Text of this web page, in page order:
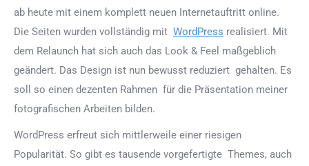
ab heute mit einem komplett neuen Internetauftritt online.
Die Seiten wurden vollständig mit WordPress realisiert. Mit
dem Relaunch hat sich auch das Look & Feel maßgeblich
geändert. Das Design ist nun bewusst reduziert gehalten. Es
soll so einen dezenten Rahmen für die Präsentation meiner
fotografischen Arbeiten bilden.
WordPress erfreut sich mittlerweile einer riesigen
Popularität. So gibt es tausende vorgefertigte Themes, auch